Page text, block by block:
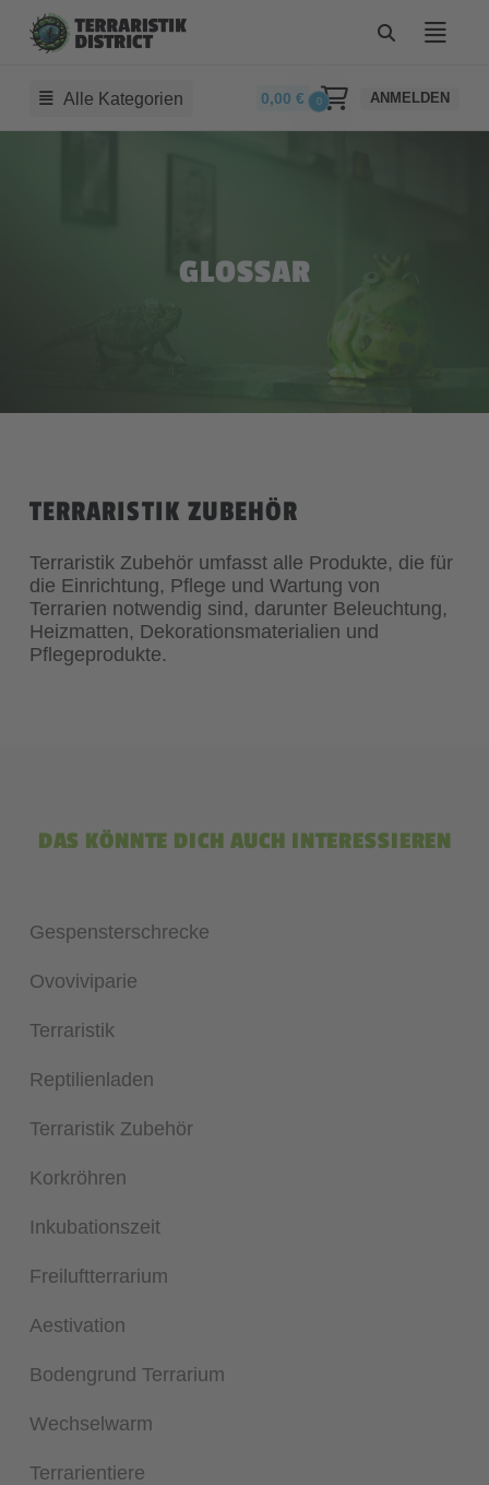
Alle Kategorien 0,00€ 0 ANMELDEN
GLOSSAR
TERRARISTIK ZUBEHÖR
Terraristik Zubehör umfasst alle Produkte, die für
die Einrichtung, Pflege und Wartung von
Terrarien notwendig sind, darunter Beleuchtung,
Heizmatten, Dekorationsmaterialien und
Pflegeprodukte.
DAS KÖNNTE DICH AUCH INTERESSIEREN
Gespensterschrecke
Ovoviviparie
Terraristik
Reptilienladen
Terraristik Zubehör
Korkröhren
Inkubationszeit
Freiluftterrarium
Aestivation
Bodengrund Terrarium
Wechselwarm
Terrarientiere